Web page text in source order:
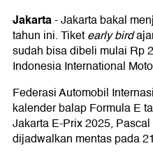
Jakarta-Jakarta bakal
tahun ini. Tiketearly bird
sudah bisa dibeli mulai Rp
Indonesia International
Federasi Automobil
kalender balap Formula E
Jakarta E-Prix 2025,
dijadwalkan mentas pada